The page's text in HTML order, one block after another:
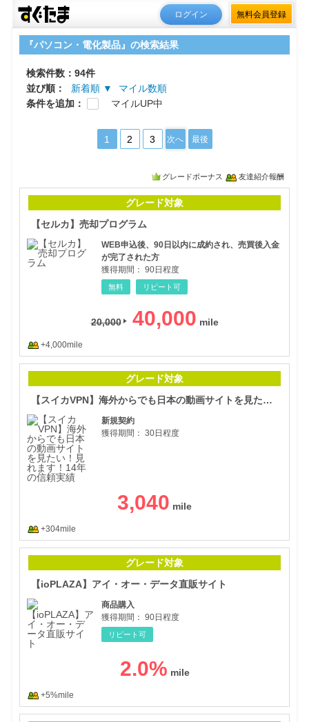
ログイン 無料会員登録
『パソコン・電化製品』の検索結果
検索件数：94件
並び順：
新着順 ▼
マイル数順
条件を追加：
マイルUP中
1 2 3 次へ 最後
グレードボーナス 友達紹介報酬
グレード対象
【セルカ】売却プログラム
WEB申込後、90日以内に成約され、売買後入金
が完了された方
獲得期間： 90日程度
無料 リピート可
20,000 40,000
+4,000mile
グレード対象
【スイカVPN】海外からでも日本の動画サイトを見たい！見れます！14年の信頼実績
新規契約
獲得期間： 30日程度
3,040
+304mile
グレード対象
【ioPLAZA】アイ・オー・データ直販サイト
商品購入
獲得期間： 90日程度
リピート可
2.0%
+5%mile